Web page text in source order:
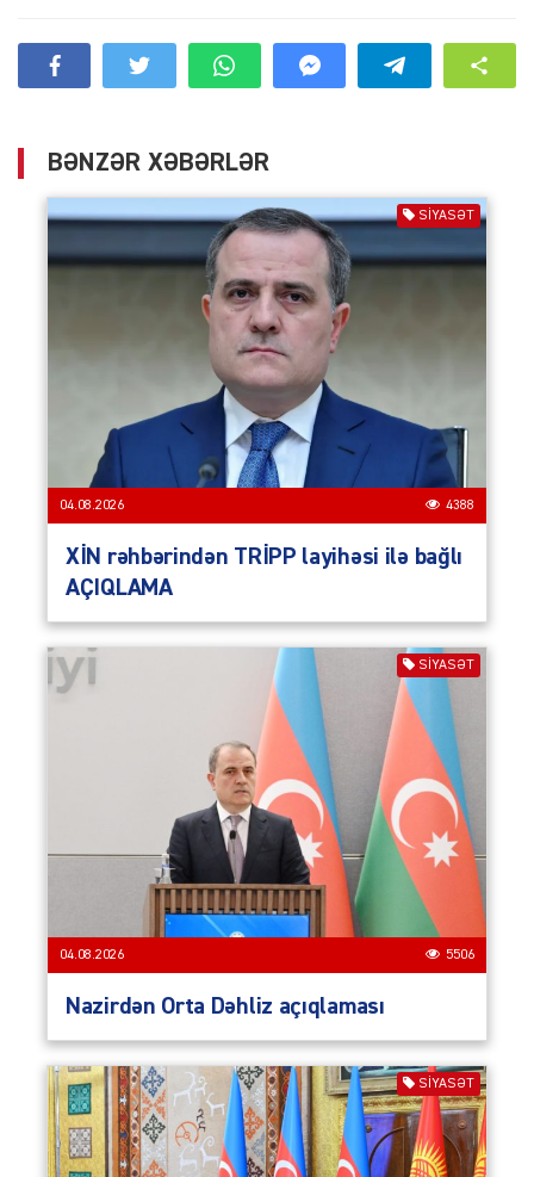
BƏNZƏR XƏBƏRLƏR
SIYASƏT
04.08.2026 4388
XİN rəhbərindən TRİPP layihəsi ilə bağlı
AÇIQLAMA
SIYASƏT
04.08.2026 5506
Nazirdən Orta Dəhliz açıqlaması
SIYASƏT